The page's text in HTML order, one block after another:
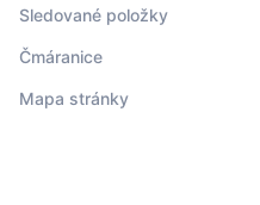
Sledované položky
Čmáranice
Mapa stránky